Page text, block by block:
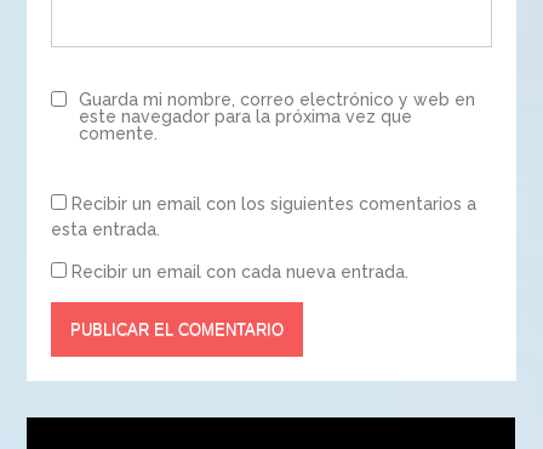
Guarda mi nombre, correo electrónico y web en
este navegador para la próxima vez que
comente.
Recibir un email con los siguientes comentarios a
esta entrada.
Recibir un email con cada nueva entrada.